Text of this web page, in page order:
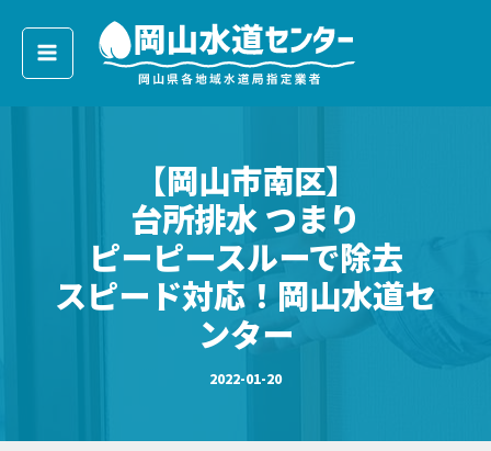
【岡山市南区】
台所排水 つまり
ピーピースルーで除去
スピード対応！岡山水道セ
ンター
2022-01-20
ー
カ
イ